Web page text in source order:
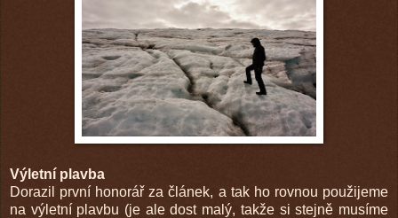
Výletní plavba
Dorazil první honorář za článek, a tak ho rovnou použijeme
na výletní plavbu (je ale dost malý, takže si stejně musíme